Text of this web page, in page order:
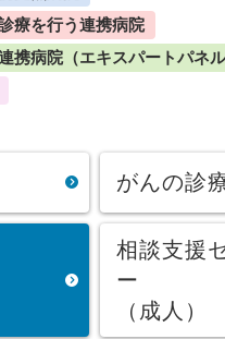
療を行う連携病院
携病院（エキスパートパネル
がんの診
相談支援
ー
（成人）